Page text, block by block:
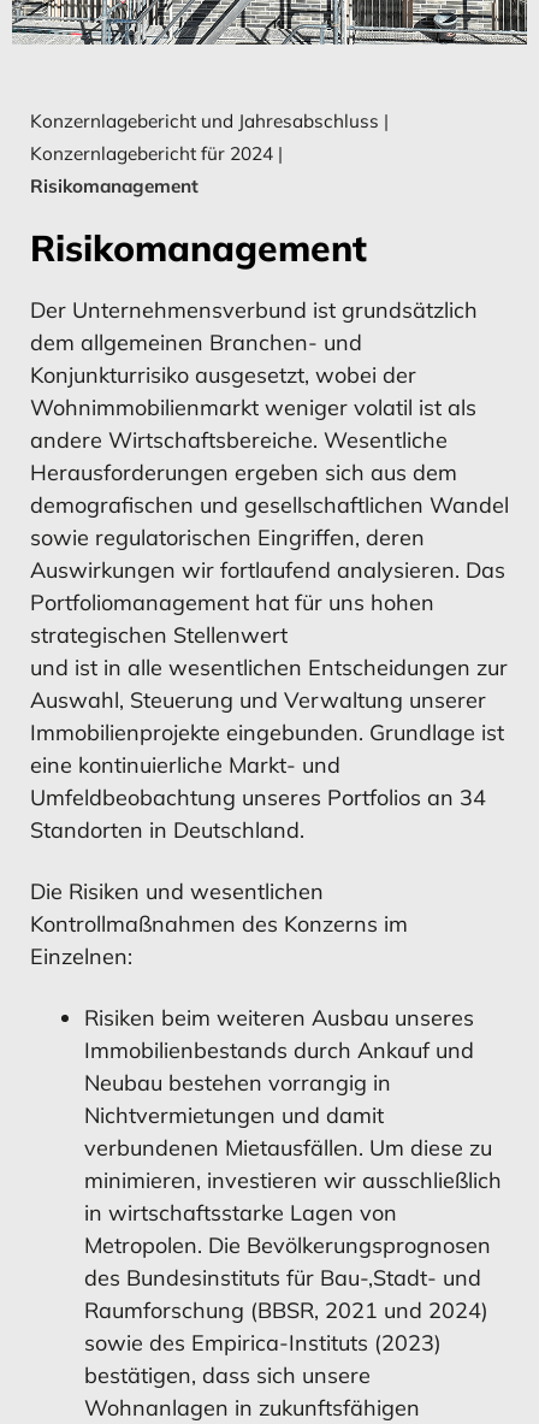
Verlustrechnung
MEHR ERFAHREN
Konzernkapital­flussrechnung
MEHR ERFAHREN
Entwicklung des
Konzernanlagevermögens
MEHR ERFAHREN
Konzernanhang
MEHR ERFAHREN
Bestätigungsvermerk
MEHR ERFAHREN
MEHR ERFAHREN
Investitionen
MEHR ERFAHREN
Vermögens- und Ertragslage
MEHR ERFAHREN
Finanzierung
MEHR ERFAHREN
Mitarbeiter
MEHR ERFAHREN
Risikomanagement
Wirtschaftliches Umfeld und Geschäftsverlauf
Investitionen
Vermögens- und Ertragslage
Risikomanagement
Chancen
Ausblick
Jahresabschluss
Stiftung Wohnhilfe
Standorte
Übersicht aller Geschäftsberichte
Impressum
Konzernlagebericht und Jahresabschluss |
Konzernlagebericht für 2024 |
Risikomanagement
Risikomanagement
Der Unternehmensverbund ist grundsätzlich
dem allgemeinen Branchen- und
Konjunkturrisiko ausgesetzt, wobei der
Wohnimmobilienmarkt weniger volatil ist als
andere Wirtschaftsbereiche. Wesentliche
Herausforderungen ergeben sich aus dem
demografischen und gesellschaftlichen Wandel
sowie regulatorischen Eingriffen, deren
Auswirkungen wir fortlaufend analysieren. Das
Portfoliomanagement hat für uns hohen
strategischen Stellenwert
und ist in alle wesentlichen Entscheidungen zur
Auswahl, Steuerung und Verwaltung unserer
Immobilienprojekte eingebunden. Grundlage ist
eine kontinuierliche Markt- und
Umfeldbeobachtung unseres Portfolios an 34
Standorten in Deutschland.
Die Risiken und wesentlichen
Kontrollmaßnahmen des Konzerns im
Einzelnen:
Risiken beim weiteren Ausbau unseres
Immobilienbestands durch Ankauf und
Neubau bestehen vorrangig in
Nichtvermietungen und damit
verbundenen Mietausfällen. Um diese zu
minimieren, investieren wir ausschließlich
in wirtschaftsstarke Lagen von
Metropolen. Die Bevölkerungsprognosen
des Bundesinstituts für Bau-,Stadt- und
Raumforschung (BBSR, 2021 und 2024)
sowie des Empirica-Instituts (2023)
bestätigen, dass sich unsere
Wohnanlagen in zukunftsfähigen
Verlustrechnung
MEHR ERFAHREN
Konzernkapital­flussrechnung
MEHR ERFAHREN
Entwicklung des
Konzernanlagevermögens
MEHR ERFAHREN
Konzernanhang
MEHR ERFAHREN
Bestätigungsvermerk
MEHR ERFAHREN
MEHR ERFAHREN
Investitionen
MEHR ERFAHREN
Vermögens- und Ertragslage
MEHR ERFAHREN
Mitarbeiter
MEHR ERFAHREN
Risikomanagement
MEHR ERFAHREN
Chancen